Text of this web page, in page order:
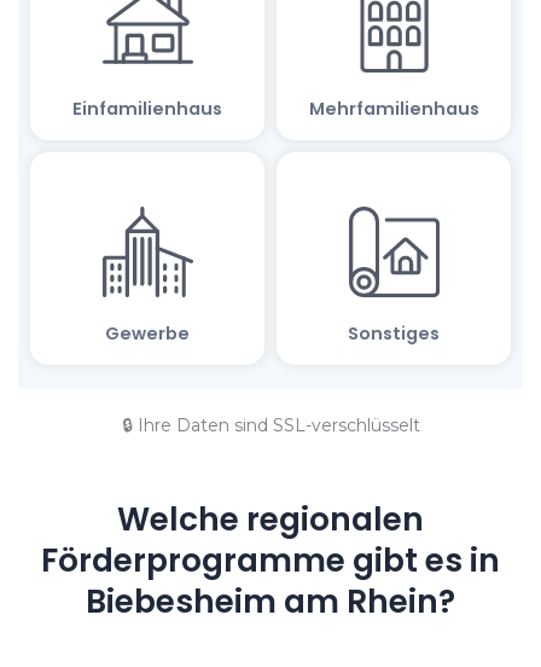
🔒 Ihre Daten sind SSL-verschlüsselt
Welche regionalen
Förderprogramme gibt es in
Biebesheim am Rhein?